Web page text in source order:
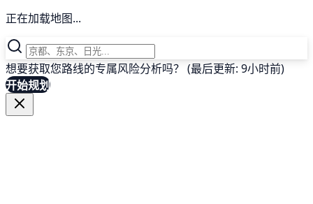
正在加载地图...
想要获取您路线的专属风险分析吗？ (最后更新: 9小时前)
开始规划